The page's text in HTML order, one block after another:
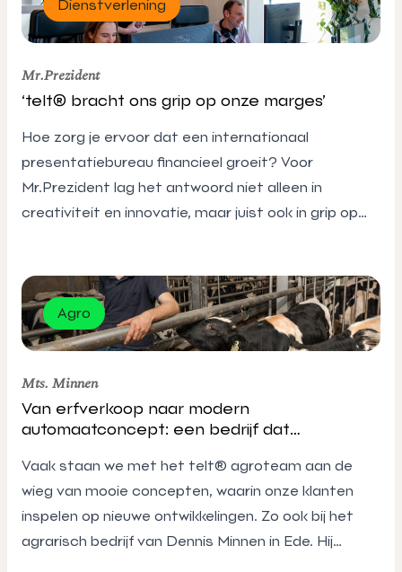
Dienstverlening
Mr.Prezident
‘telt® bracht ons grip op onze marges’
Hoe zorg je ervoor dat een internationaal
presentatiebureau financieel groeit? Voor
Mr.Prezident lag het antwoord niet alleen in
creativiteit en innovatie, maar juist ook in grip op
telt® accountants & adviseurs aan financiële rust,
betere stuurinformatie en ruimte voor nieuwe
groeimodellen.
Agro
Mts. Minnen
Van erfverkoop naar modern
automaatconcept: een bedrijf dat
Vaak staan we met het telt® agroteam aan de
wieg van mooie concepten, waarin onze klanten
inspelen op nieuwe ontwikkelingen. Zo ook bij het
agrarisch bedrijf van Dennis Minnen in Ede. Hij